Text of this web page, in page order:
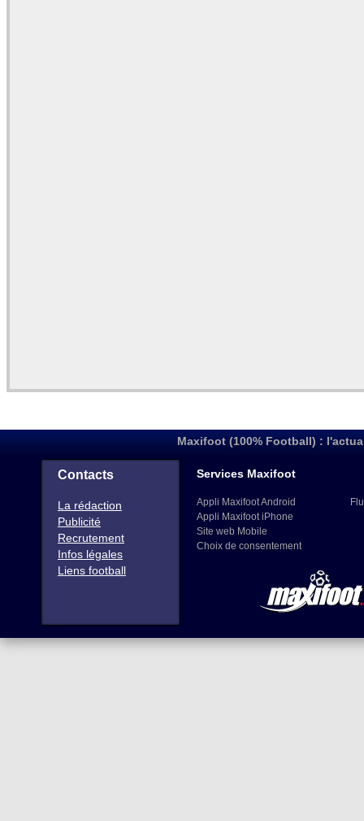
Maxifoot (100% Football) :
Contacts
La rédaction
Publicité
Recrutement
Infos légales
Liens football
Services Maxifoot
Appli Maxifoot Android
Appli Maxifoot iPhone
Site web Mobile
Choix de consentement